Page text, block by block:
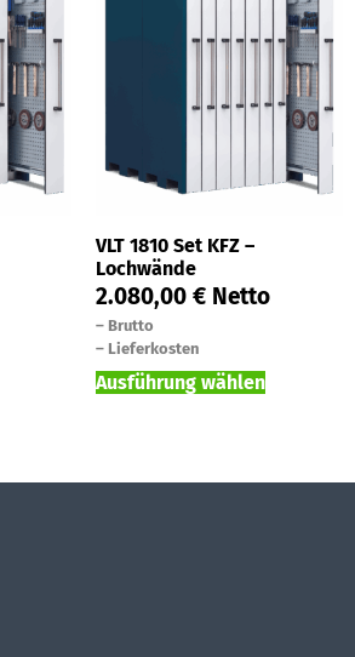
VLT 1810 Set KFZ –
Lochwände
2.080,00 € Netto
– Brutto
– Lieferkosten
Ausführung wählen